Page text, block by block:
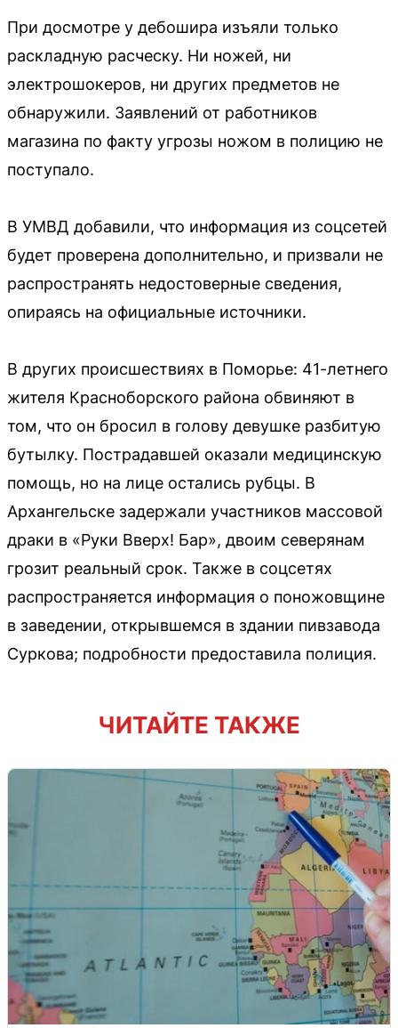
При досмотре у дебошира изъяли только
раскладную расческу. Ни ножей, ни
электрошокеров, ни других предметов не
обнаружили. Заявлений от работников
магазина по факту угрозы ножом в полицию не
поступало.
В УМВД добавили, что информация из соцсетей
будет проверена дополнительно, и призвали не
распространять недостоверные сведения,
опираясь на официальные источники.
В других происшествиях в Поморье: 41-летнего
жителя Красноборского района обвиняют в
том, что он бросил в голову девушке разбитую
бутылку. Пострадавшей оказали медицинскую
помощь, но на лице остались рубцы. В
Архангельске задержали участников массовой
драки в «Руки Вверх! Бар», двоим северянам
грозит реальный срок. Также в соцсетях
распространяется информация о поножовщине
в заведении, открывшемся в здании пивзавода
Суркова; подробности предоставила полиция.
ЧИТАЙТЕ ТАКЖЕ